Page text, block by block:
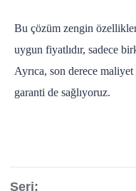
Bu çözüm zengin
uygun fiyatlıdır, sadece
Ayrıca, son derece
garanti de sağlıyoruz.
Seri: